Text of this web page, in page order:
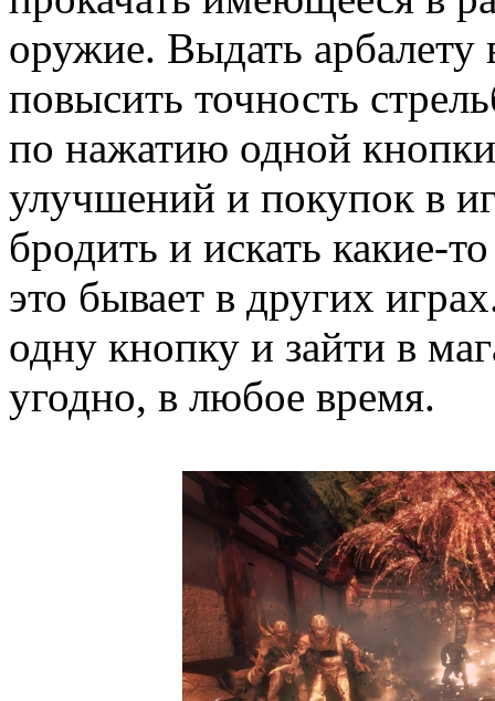
оружие. Выдать
повысить точность
по нажатию одной
улучшений и покупок в
бродить и искать какие-
это бывает в других
одну кнопку и зайти в
угодно, в любое время.